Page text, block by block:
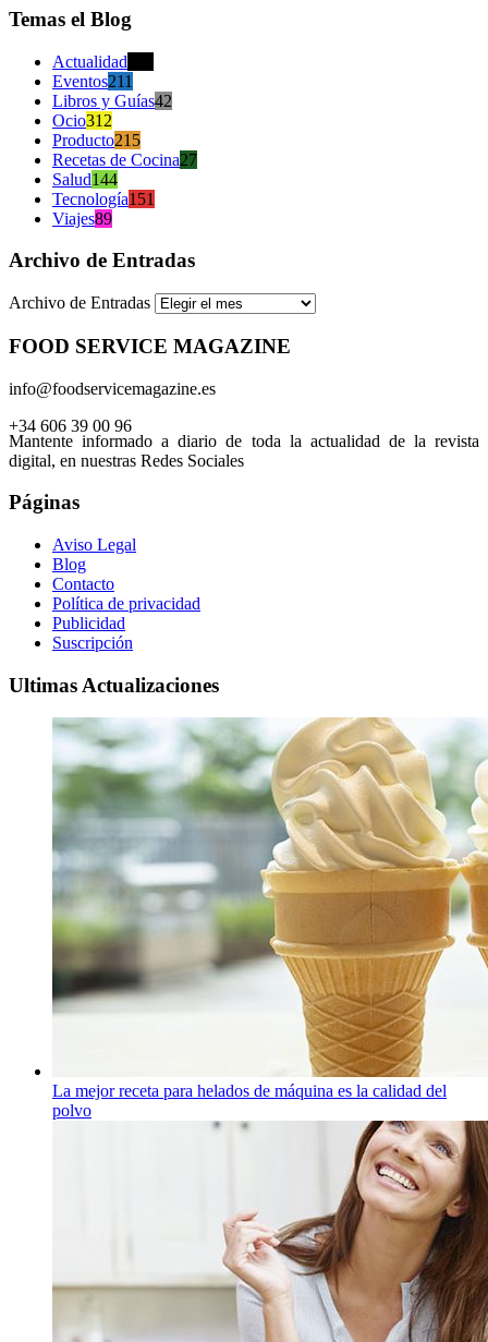
Temas el Blog
Actualidad
Eventos211
Libros y Guías42
Ocio312
Producto215
Recetas de Cocina27
Salud144
Tecnología151
Viajes89
Archivo de Entradas
Archivo de Entradas
FOOD SERVICE MAGAZINE
info@foodservicemagazine.es
+34 606 39 00 96
Mantente informado a diario de toda la actualidad de la revista
digital, en nuestras Redes Sociales
Páginas
Aviso Legal
Blog
Contacto
Política de privacidad
Publicidad
Suscripción
Ultimas Actualizaciones
La mejor receta para helados de máquina es la calidad del
polvo